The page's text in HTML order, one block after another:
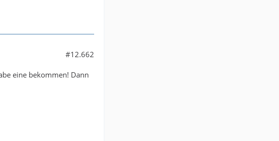
#12.662
eine bekommen! Dann